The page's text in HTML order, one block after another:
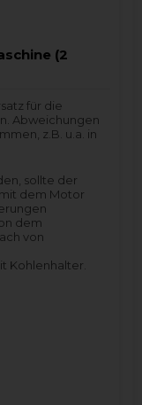
(2
für die
Abweichungen
z.B. u.a. in
sollte der
dem Motor
dem
von
Kohlenhalter.